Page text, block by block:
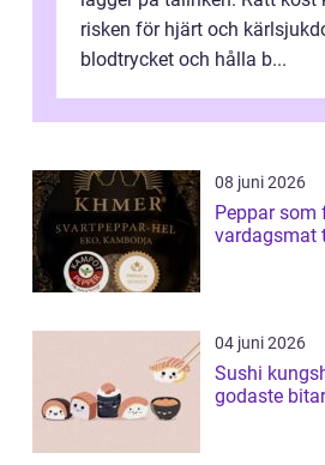
risken för hjärt och
blodtrycket och hålla b...
08 juni 2026
Peppar som
vardagsmat
04 juni 2026
Sushi
godaste